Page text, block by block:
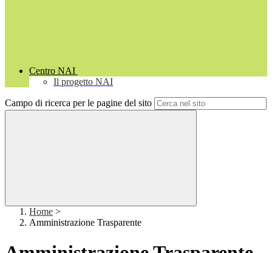
Centro NAI
Il progetto NAI
Campo di ricerca per le pagine del sito
Home >
Amministrazione Trasparente